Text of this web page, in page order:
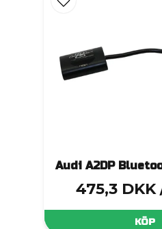
Audi A2DP
475,3 DKK
KÖP